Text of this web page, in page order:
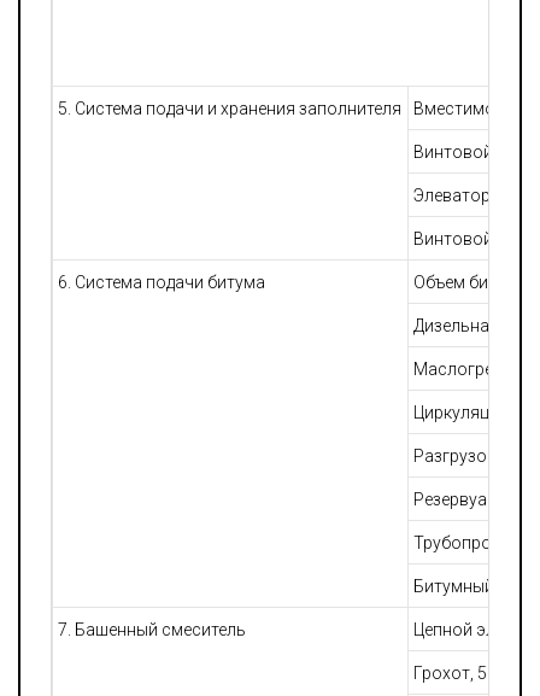
5. Система подачи и хранения заполнителя Вместимость
Винтовой
Элеватор,
Винтовой
6. Система подачи битума Объем
Дизельная
Маслогрейная
Разгрузочный
Резервуар для
Трубопровод
Битумный
7. Башенный смеситель Цепной
Грохот, 5 сит